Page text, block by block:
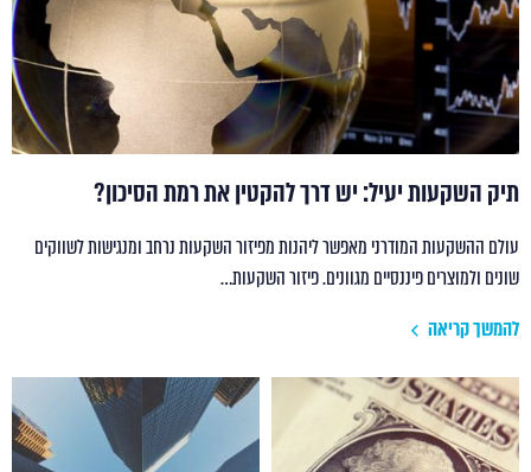
תיק השקעות יעיל: יש דרך להקטין את רמת הסיכון?
עולם ההשקעות המודרני מאפשר ליהנות מפיזור השקעות נרחב ומנגישות לשווקים
שונים ולמוצרים פיננסיים מגוונים. פיזור השקעות…
להמשך קריאה